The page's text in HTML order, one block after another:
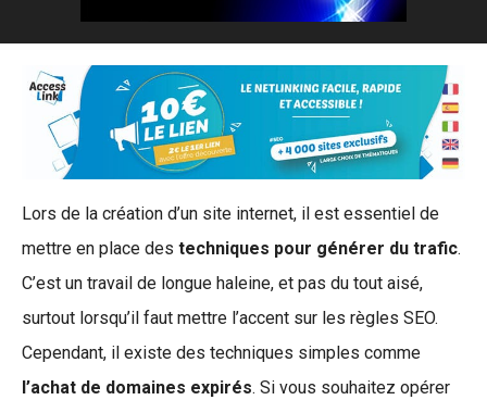
Lors de la création d’un site internet, il est essentiel de
mettre en place des techniques pour générer du trafic.
C’est un travail de longue haleine, et pas du tout aisé,
surtout lorsqu’il faut mettre l’accent sur les règles SEO.
Cependant, il existe des techniques simples comme
l’achat de domaines expirés. Si vous souhaitez opérer